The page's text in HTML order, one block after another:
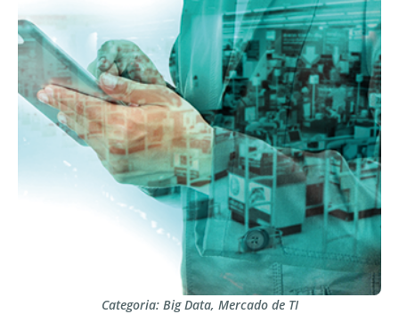
Categoria: Big Data, Mercado de TI